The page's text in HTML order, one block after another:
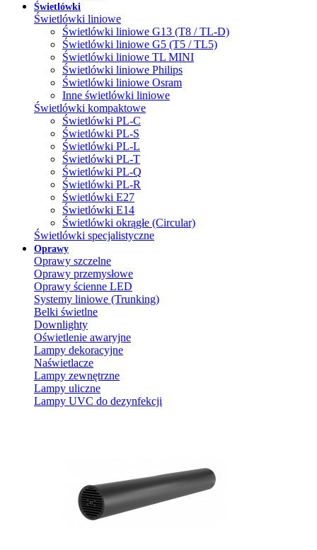
Świetlówki
Świetlówki liniowe
Świetlówki liniowe G13 (T8 / TL-D)
Świetlówki liniowe G5 (T5 / TL5)
Świetlówki liniowe TL MINI
Świetlówki liniowe Philips
Świetlówki liniowe Osram
Inne świetlówki liniowe
Świetlówki kompaktowe
Świetlówki PL-C
Świetlówki PL-S
Świetlówki PL-L
Świetlówki PL-T
Świetlówki PL-Q
Świetlówki PL-R
Świetlówki E27
Świetlówki E14
Świetlówki okrągłe (Circular)
Świetlówki specjalistyczne
Oprawy
Oprawy szczelne
Oprawy przemysłowe
Oprawy ścienne LED
Systemy liniowe (Trunking)
Belki świetlne
Downlighty
Oświetlenie awaryjne
Lampy dekoracyjne
Naświetlacze
Lampy zewnętrzne
Lampy uliczne
Lampy UVC do dezynfekcji